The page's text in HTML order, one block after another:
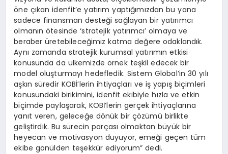
öne çıkan idenfit’e yatırım yaptığımızdan bu yana
sadece finansman desteği sağlayan bir yatırımcı
olmanın ötesinde ‘stratejik yatırımcı’ olmaya ve
beraber üretebileceğimiz katma değere odaklandık.
Aynı zamanda stratejik kurumsal yatırımın etkisi
konusunda da ülkemizde örnek teşkil edecek bir
model oluşturmayı hedefledik. Sistem Global’in 30 yılı
aşkın süredir KOBİ’lerin ihtiyaçları ve iş yapış biçimleri
konusundaki birikimini, idenfit ekibiyle hızla ve etkin
biçimde paylaşarak, KOBİ’lerin gerçek ihtiyaçlarına
yanıt veren, geleceğe dönük bir çözümü birlikte
geliştirdik. Bu sürecin parçası olmaktan büyük bir
heyecan ve motivasyon duyuyor, emeği geçen tüm
ekibe gönülden teşekkür ediyorum” dedi.